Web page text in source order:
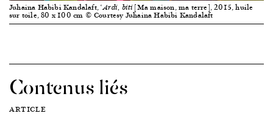
Juhaina Habibi Kandalaft,‘Ardi, biti[Ma maison, ma terre], 2015, huile
sur toile, 80 x 100 cm © Courtesy Juhaina Habibi Kandalaft
Contenus liés
ARTICLE